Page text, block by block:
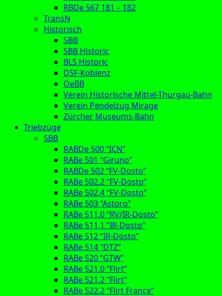
RBDe 567 181 – 182
TransN
Historisch
SBB
SBB Historic
BLS Historic
DSF-Koblenz
OeBB
Verein Historische Mittel-Thurgau-Bahn
Verein Pendelzug Mirage
Zürcher Museums-Bahn
Triebzüge
SBB
RABDe 500 “ICN”
RABe 501 “Giruno”
RABDe 502 “FV-Dosto”
RABe 502.2 “FV-Dosto”
RABe 502.4 “FV-Dosto”
RABe 503 “Astoro”
RABe 511.0 “RV/IR-Dosto”
RABe 511.1 “IR-Dosto”
RABe 512 “IR-Dosto”
RABe 514 “DTZ”
RABe 520 “GTW”
RABe 521.0 “Flirt”
RABe 521.2 “Flirt”
RABe 522.2 “Flirt France”